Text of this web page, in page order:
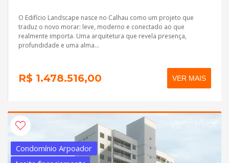
O Edifício Landscape nasce no Calhau como um projeto que
traduz o novo morar: leve, moderno e conectado ao que
realmente importa. Uma arquitetura que revela presença,
profundidade e uma alma...
R$ 1.478.516,00 VER MAIS
Condomínio Arpoador